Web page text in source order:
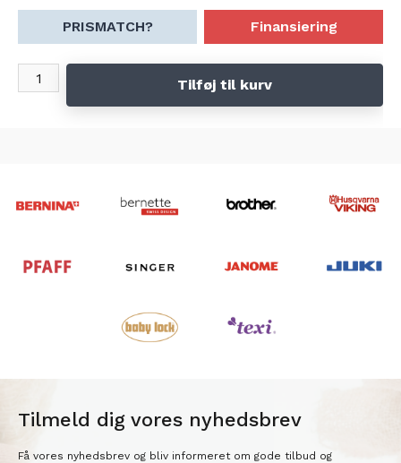
PRISMATCH? Finansiering
Tilføj til kurv
Tilmeld dig vores nyhedsbrev
Få vores nyhedsbrev og bliv informeret om gode tilbud og